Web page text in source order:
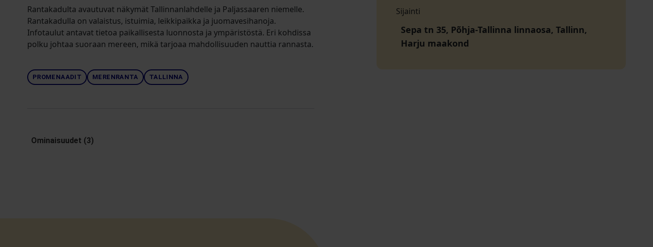
Rantakadulta avautuvat näkymät Tallinnanlahdelle ja Paljassaaren niemelle.
Rantakadulla on valaistus, istuimia, leikkipaikka ja juomavesihanoja.
Infotaulut antavat tietoa paikallisesta luonnosta ja ympäristöstä. Eri kohdissa
polku johtaa suoraan mereen, mikä tarjoaa mahdollisuuden nauttia rannasta.
PROMENAADIT MERENRANTA TALLINNA
Ominaisuudet (3)
Sijainti
Sepa tn 35, Põhja-Tallinna linnaosa, Tallinn,
Harju maakond